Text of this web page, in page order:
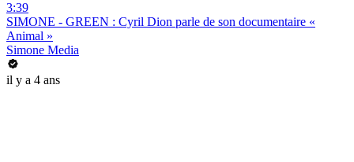
3:39
SIMONE - GREEN : Cyril Dion parle de son documentaire «
Animal »
Simone Media
il y a 4 ans